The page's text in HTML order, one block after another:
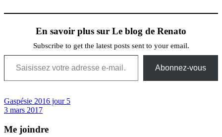
En savoir plus sur Le blog de Renato
Subscribe to get the latest posts sent to your email.
Saisissez votre adresse e-mail…
Abonnez-vous
Navigation
de
l’article
Previous
Post:
Gaspésie 2016 jour 5
Next
3 mars 2017
Me joindre